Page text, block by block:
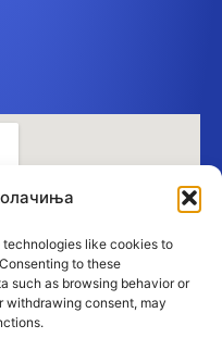
like cookies to
to these
such as browsing behavior or
withdrawing consent, may